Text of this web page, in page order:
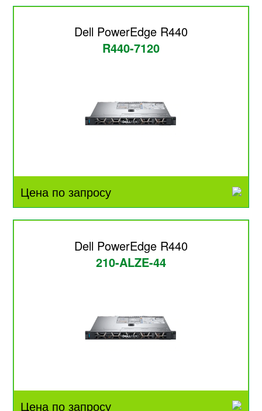
Dell PowerEdge R440
R440-7120
Цена по запросу
Dell PowerEdge R440
210-ALZE-44
Цена по запросу